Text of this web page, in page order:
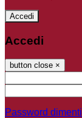
Accedi
Accedi
button close ×
Password